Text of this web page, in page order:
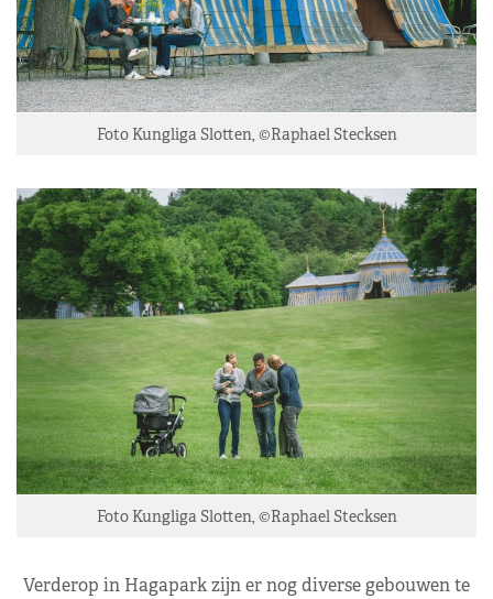
Foto Kungliga Slotten, ©Raphael Stecksen
Foto Kungliga Slotten, ©Raphael Stecksen
Verderop in Hagapark zijn er nog diverse gebouwen te